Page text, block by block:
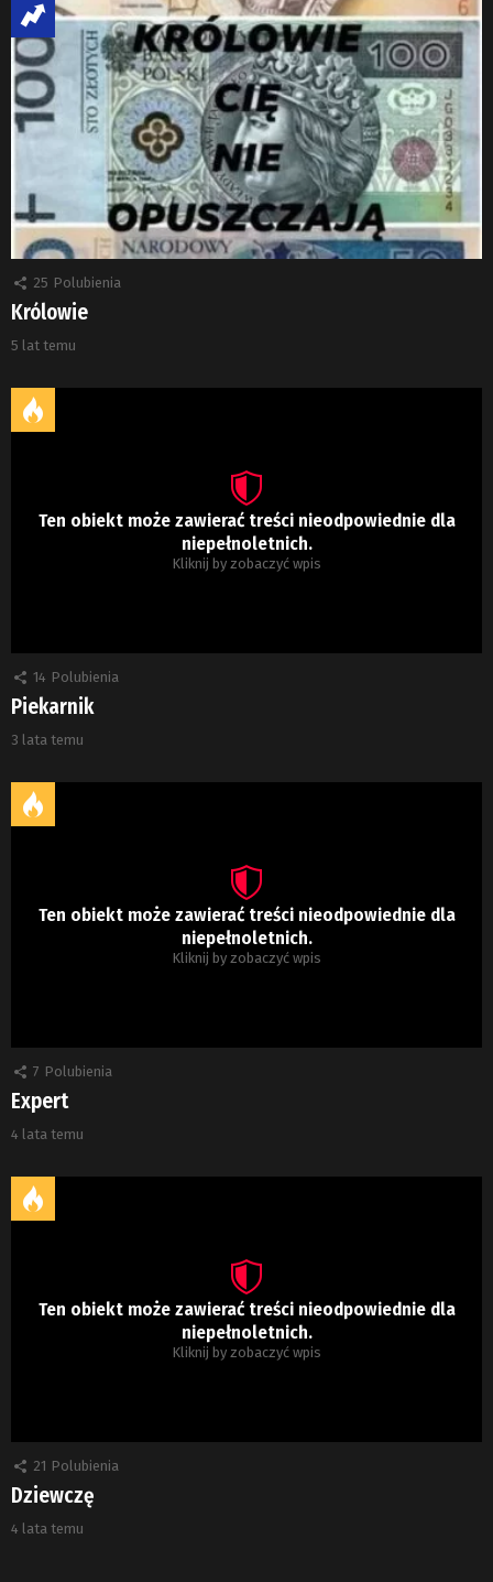
25 Polubienia
Królowie
5 lat temu
Ten obiekt może zawierać treści nieodpowiednie dla
niepełnoletnich.
Kliknij by zobaczyć wpis
14 Polubienia
Piekarnik
3 lata temu
Ten obiekt może zawierać treści nieodpowiednie dla
niepełnoletnich.
Kliknij by zobaczyć wpis
7 Polubienia
Expert
4 lata temu
Ten obiekt może zawierać treści nieodpowiednie dla
niepełnoletnich.
Kliknij by zobaczyć wpis
21 Polubienia
Dziewczę
4 lata temu